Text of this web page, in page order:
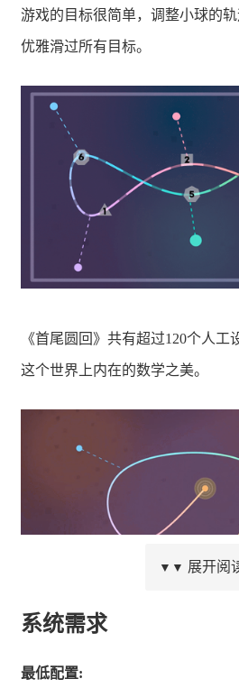
游戏的目标很简单，调整小球的
优雅滑过所有目标。
《首尾圆回》共有超过120个人
这个世界上内在的数学之美。
游戏特色
▼▼ 展开阅
系统需求
最低配置: